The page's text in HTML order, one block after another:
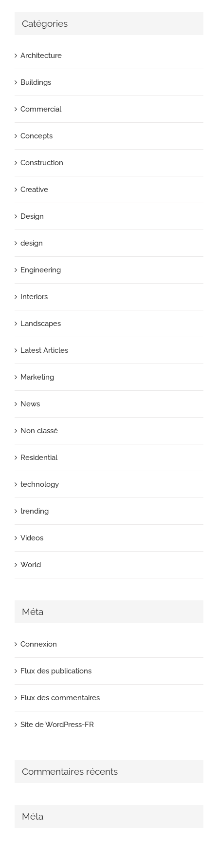
Catégories
Architecture
Buildings
Commercial
Concepts
Construction
Creative
Design
design
Engineering
Interiors
Landscapes
Latest Articles
Marketing
News
Non classé
Residential
technology
trending
Videos
World
Méta
Connexion
Flux des publications
Flux des commentaires
Site de WordPress-FR
Commentaires récents
Méta